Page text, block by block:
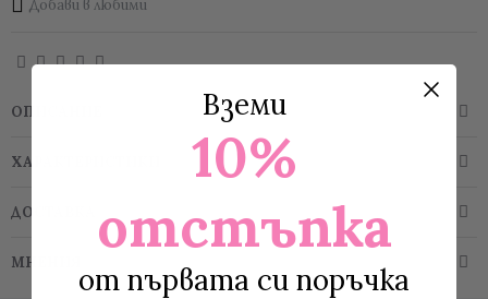
Добави в любими
ОПИСАНИЕ
ХАРАКТЕРИСТИКИ
ДОСТАВКА
МНЕНИЯ
Вземи
10%
отстъпка
от първата си поръчка